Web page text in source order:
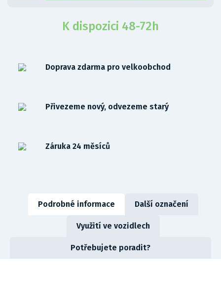
K dispozici 48-72h
Doprava zdarma pro velkoobchod
Přivezeme nový, odvezeme starý
Záruka 24 měsíců
Podrobné informace Další označení
Využití ve vozidlech
Potřebujete poradit?